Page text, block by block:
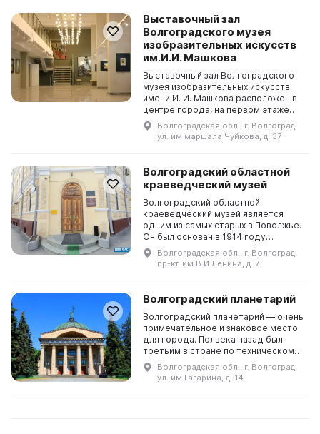
Выставочный зал
Волгоградского музея
изобразительных искусств
им.И.И. Машкова
Выставочный зал Волгоградского
музея изобразительных искусств
имени И. И. Машкова расположен в
центре города, на первом этаже
жилого здания. Зал имеет
двухуровневую планировку и
Волгоградская обл., г. Волгоград,
ул. им маршала Чуйкова, д. 37
Волгоградский областной
краеведческий музей
Волгоградский областной
краеведческий музей является
одним из самых старых в Поволжье.
Он был основан в 1914 году
Обществом содействия
внешкольному образованию и
располагается в двух зданиях -
Волгоградская обл., г. Волгоград,
пр-кт. им В.И.Ленина, д. 7
Волгоградский планетарий
Волгоградский планетарий — очень
примечательное и знаковое место
для города. Полвека назад был
третьим в стране по техническому
оборудованию. В планетарии есть
Звездный зал на 450 зрителей,
Волгоградская обл., г. Волгоград,
ул. им Гагарина, д. 14